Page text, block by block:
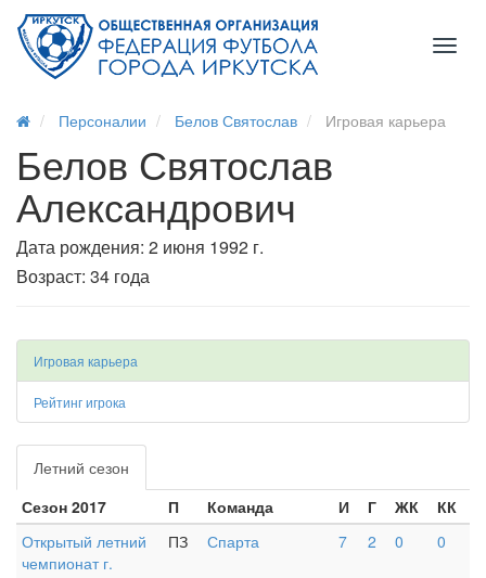
Персоналии Белов Святослав Игровая карьера
Белов Святослав
Александрович
Дата рождения: 2 июня 1992 г.
Возраст: 34 года
Игровая карьера
Рейтинг игрока
Летний сезон
Сезон 2017
П Команда И Г ЖК
КК
Открытый летний
чемпионат г.
ПЗ Спарта 7 2 0 0